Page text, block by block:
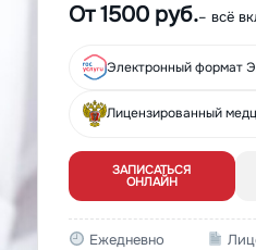
От 1500 руб.– всё
Электронный формат
Лицензированный
ЗАПИСАТЬСЯ
ОНЛАЙН
Ежедневно